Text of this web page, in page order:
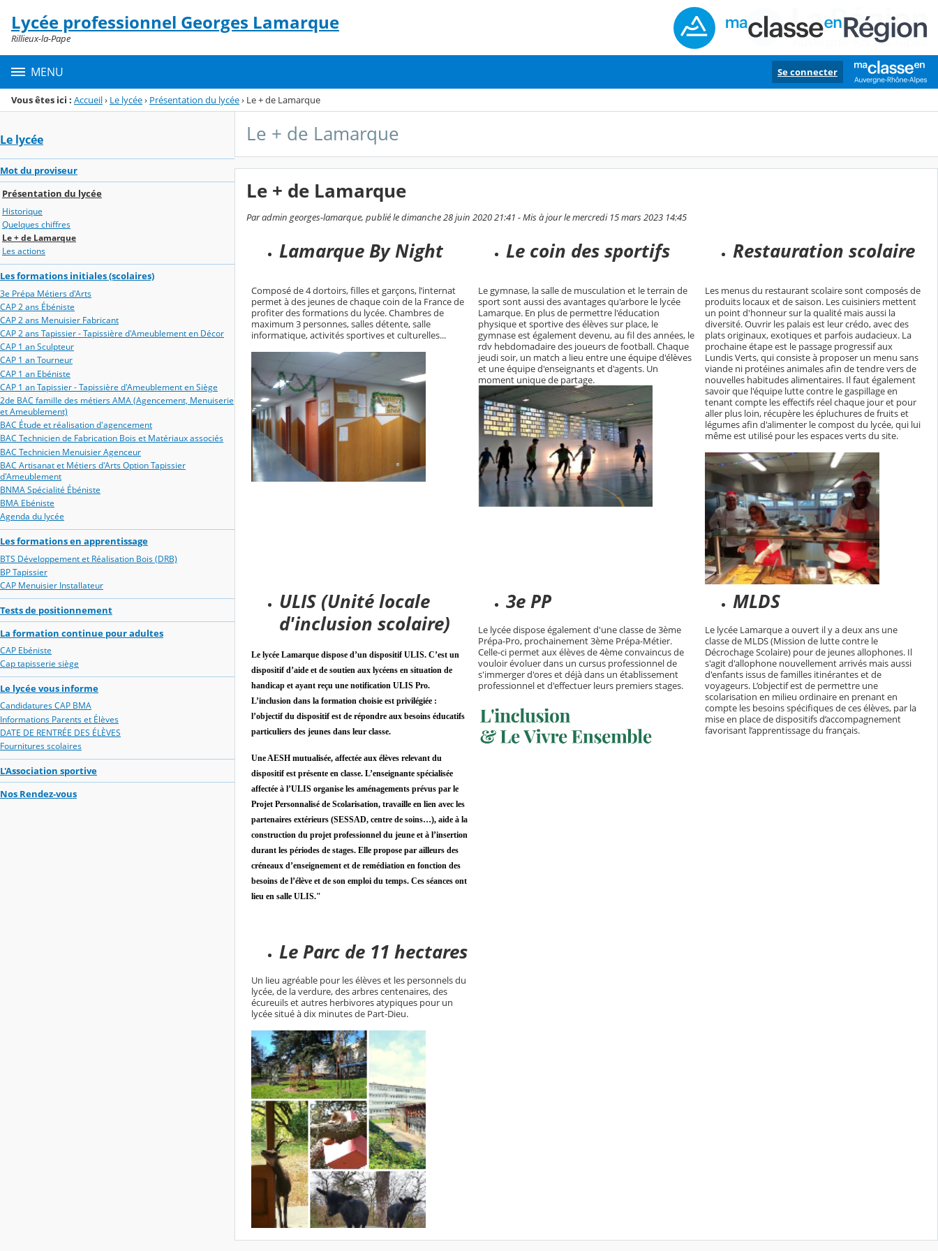
Menu de la rubrique
Contenu
Lycée professionnel Georges Lamarque
Rillieux-la-Pape
MENU Se connecter
Vous êtes ici : Accueil› Le lycée› Présentation du lycée› Le + de Lamarque
Le lycée
Mot du proviseur
Présentation du lycée
Historique
Quelques chiffres
Le + de Lamarque
Les actions
Les formations initiales (scolaires)
3e Prépa Métiers d'Arts
CAP 2 ans Ébéniste
CAP 2 ans Menuisier Fabricant
CAP 2 ans Tapissier - Tapissière d'Ameublement en Décor
CAP 1 an Sculpteur
CAP 1 an Tourneur
CAP 1 an Ebéniste
CAP 1 an Tapissier - Tapissière d'Ameublement en Siège
2de BAC famille des métiers AMA (Agencement, Menuiserie
et Ameublement)
BAC Étude et réalisation d'agencement
BAC Technicien de Fabrication Bois et Matériaux associés
BAC Technicien Menuisier Agenceur
BAC Artisanat et Métiers d'Arts Option Tapissier
d'Ameublement
BNMA Spécialité Ébéniste
BMA Ebéniste
Agenda du lycée
Les formations en apprentissage
BTS Développement et Réalisation Bois (DRB)
BP Tapissier
CAP Menuisier Installateur
Tests de positionnement
La formation continue pour adultes
CAP Ebéniste
Cap tapisserie siège
Le lycée vous informe
Candidatures CAP BMA
Informations Parents et Élèves
DATE DE RENTRÉE DES ÉLÈVES
Fournitures scolaires
L'Association sportive
Nos Rendez-vous
Le + de Lamarque
Le + de Lamarque
Par admin georges-lamarque, publié le dimanche 28 juin 2020 21:41 - Mis à jour le mercredi 15 mars 2023 14:45
Lamarque By Night
Composé de 4 dortoirs, filles et garçons, l’internat
permet à des jeunes de chaque coin de la France de
profiter des formations du lycée. Chambres de
maximum 3 personnes, salles détente, salle
informatique, activités sportives et culturelles...
Le coin des sportifs
Le gymnase, la salle de musculation et le terrain de
sport sont aussi des avantages qu'arbore le lycée
Lamarque. En plus de permettre l'éducation
physique et sportive des élèves sur place, le
gymnase est également devenu, au fil des années, le
rdv hebdomadaire des joueurs de football. Chaque
jeudi soir, un match a lieu entre une équipe d'élèves
et une équipe d'enseignants et d'agents. Un
moment unique de partage.
Restauration scolaire
Les menus du restaurant scolaire sont composés de
produits locaux et de saison. Les cuisiniers mettent
un point d'honneur sur la qualité mais aussi la
diversité. Ouvrir les palais est leur crédo, avec des
plats originaux, exotiques et parfois audacieux. La
prochaine étape est le passage progressif aux
Lundis Verts, qui consiste à proposer un menu sans
viande ni protéines animales afin de tendre vers de
nouvelles habitudes alimentaires. Il faut également
savoir que l'équipe lutte contre le gaspillage en
tenant compte les effectifs réel chaque jour et pour
aller plus loin, récupère les épluchures de fruits et
légumes afin d'alimenter le compost du lycée, qui lui
même est utilisé pour les espaces verts du site.
ULIS (Unité locale
d'inclusion scolaire)
Le lycée Lamarque dispose d’un dispositif ULIS. C’est un
dispositif d’aide et de soutien aux lycéens en situation de
handicap et ayant reçu une notification ULIS Pro.
L’inclusion dans la formation choisie est privilégiée :
l’objectif du dispositif est de répondre aux besoins éducatifs
particuliers des jeunes dans leur classe.
Une AESH mutualisée, affectée aux élèves relevant du
dispositif est présente en classe. L’enseignante spécialisée
affectée à l’ULIS organise les aménagements prévus par le
Projet Personnalisé de Scolarisation, travaille en lien avec les
partenaires extérieurs (SESSAD, centre de soins…), aide à la
construction du projet professionnel du jeune et à l’insertion
durant les périodes de stages. Elle propose par ailleurs des
créneaux d’enseignement et de remédiation en fonction des
besoins de l’élève et de son emploi du temps. Ces séances ont
lieu en salle ULIS."
3e PP
Le lycée dispose également d'une classe de 3ème
Prépa-Pro, prochainement 3ème Prépa-Métier.
Celle-ci permet aux élèves de 4ème convaincus de
vouloir évoluer dans un cursus professionnel de
s'immerger d'ores et déjà dans un établissement
professionnel et d'effectuer leurs premiers stages.
MLDS
Le lycée Lamarque a ouvert il y a deux ans une
classe de MLDS (Mission de lutte contre le
Décrochage Scolaire) pour de jeunes allophones. Il
s'agit d'allophone nouvellement arrivés mais aussi
d'enfants issus de familles itinérantes et de
voyageurs. L’objectif est de permettre une
scolarisation en milieu ordinaire en prenant en
compte les besoins spécifiques de ces élèves, par la
mise en place de dispositifs d’accompagnement
favorisant l’apprentissage du français.
Le Parc de 11 hectares
Un lieu agréable pour les élèves et les personnels du
lycée, de la verdure, des arbres centenaires, des
écureuils et autres herbivores atypiques pour un
lycée situé à dix minutes de Part-Dieu.